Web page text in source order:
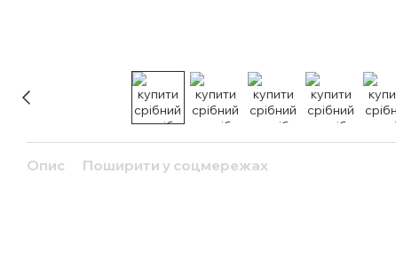
Опис Поширити у соцмережах